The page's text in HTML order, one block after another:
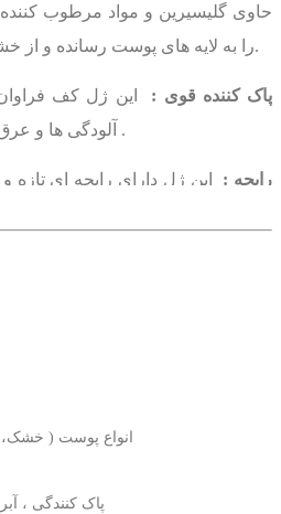
حاوی گلیسیرین و مواد مرطوب
را به لایه های پوست رسانده و از خشکی پوست جلوگیری می کند.
2- پاک کننده قوی : این ژل کف
آلودگی ها و عرق را به طور کامل پاک می کند .
3- رایحه : این ژل دارای رایحه ای
فرمول غنی شده
تا خشک مناسب است بدون اینکه
این ژل برای صورت، بدون
است که ترکیبات آن حاوی
داشتن پوست و پاک کنندگی چربی
انواع پوست (
پاک کنندگی ،